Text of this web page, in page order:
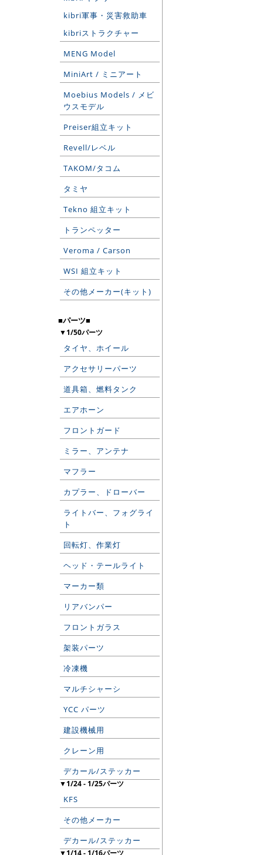
kibri軍事・災害救助車
kibriストラクチャー
MENG Model
MiniArt / ミニアート
Moebius Models / メビ
ウスモデル
Preiser組立キット
Revell/レベル
TAKOM/タコム
タミヤ
Tekno 組立キット
トランペッター
Veroma / Carson
WSI 組立キット
その他メーカー(キット)
■パーツ■
▼1/50パーツ
タイヤ、ホイール
アクセサリーパーツ
道具箱、燃料タンク
エアホーン
フロントガード
ミラー、アンテナ
マフラー
カプラー、ドローバー
ライトバー、フォグライ
ト
回転灯、作業灯
ヘッド・テールライト
マーカー類
リアバンパー
フロントガラス
架装パーツ
冷凍機
マルチシャーシ
YCC パーツ
建設機械用
クレーン用
デカール/ステッカー
▼1/24 - 1/25パーツ
KFS
その他メーカー
デカール/ステッカー
▼1/14 - 1/16パーツ